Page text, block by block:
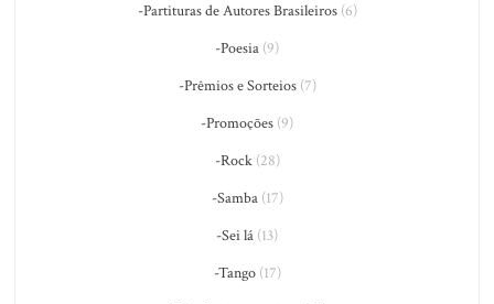
-Partituras de Autores Brasileiros(6)
-Poesia (9)
-Prêmios e Sorteios(7)
-Promoções (9)
-Rock(28)
-Samba(17)
-Sei lá (13)
-Tango(17)